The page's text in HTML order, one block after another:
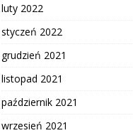
luty 2022
styczeń 2022
grudzień 2021
listopad 2021
październik 2021
wrzesień 2021